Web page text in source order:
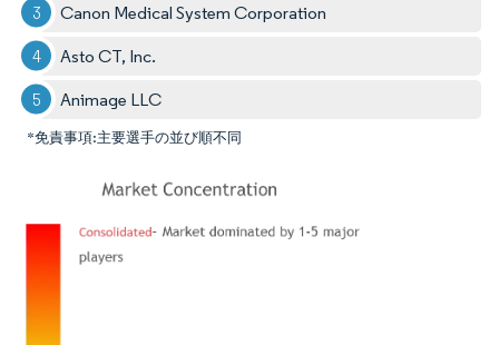
Canon Medical System Corporation
Asto CT, Inc.
Animage LLC
*免責事項:主要選手の並び順不同